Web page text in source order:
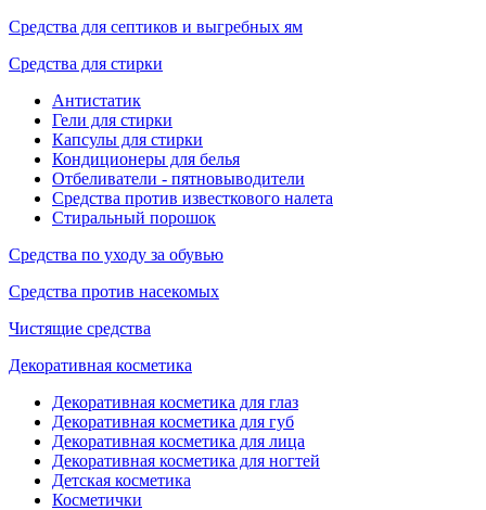
Средства для септиков и выгребных ям
Средства для стирки
Антистатик
Гели для стирки
Капсулы для стирки
Кондиционеры для белья
Отбеливатели - пятновыводители
Средства против известкового налета
Стиральный порошок
Средства по уходу за обувью
Средства против насекомых
Чистящие средства
Декоративная косметика
Декоративная косметика для глаз
Декоративная косметика для губ
Декоративная косметика для лица
Декоративная косметика для ногтей
Детская косметика
Косметички